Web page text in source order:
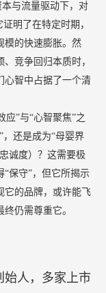
本与流量驱动下，对
明了在特定时期，
模的快速膨胀。然
竞争回归本质时，
心智中占据了一个清
应”与“心智聚焦”之
，还是成为“母婴界
诚度）？这需要极
保守”，但它所揭示
它的品牌，或许能飞
仍需尊重它。
始人，多家上市